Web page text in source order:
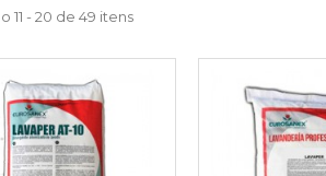
11 - 20 de 49 itens